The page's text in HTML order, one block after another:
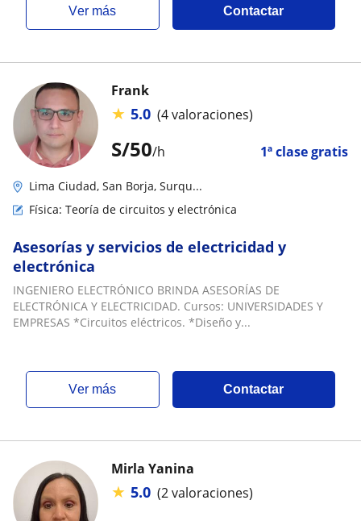
ver más Contactar
S/50/h 1ª clase gratis
Frank
★ 5.0 (4 valoraciones)
Lima Ciudad, San Borja, Surqu...
Física: Teoría de circuitos y electrónica
Asesorías y servicios de electricidad y
electrónica
INGENIERO ELECTRÓNICO BRINDA ASESORÍAS DE
ELECTRÓNICA Y ELECTRICIDAD. Cursos: UNIVERSIDADES Y
EMPRESAS *Circuitos eléctricos. *Diseño y...
ver más Contactar
Mirla Yanina
★ 5.0 (2 valoraciones)